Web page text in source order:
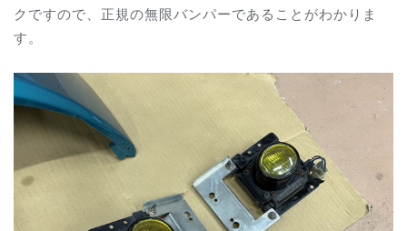
クですので、正規の無限バンパーであることがわかりま
す。